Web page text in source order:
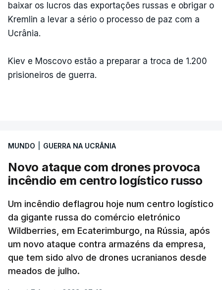
baixar os lucros das exportações russas e obrigar o
Kremlin a levar a sério o processo de paz com a
Ucrânia.
Kiev e Moscovo estão a preparar a troca de 1.200
prisioneiros de guerra.
MUNDO GUERRA NA UCRÂNIA
Novo ataque com drones provoca
incêndio em centro logístico russo
Um incêndio deflagrou hoje num centro logístico
da gigante russa do comércio eletrónico
Wildberries, em Ecaterimburgo, na Rússia, após
um novo ataque contra armazéns da empresa,
que tem sido alvo de drones ucranianos desde
meados de julho.